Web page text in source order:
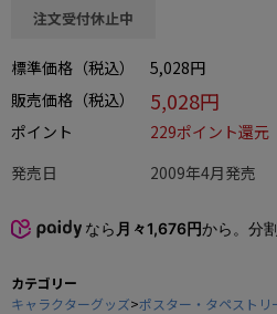
この商品をシェアする
注文受付休止中
標準価格（税込）
5,028円
販売価格（税込）
5,028円
ポイント
229ポイント還元
発売日
2009年4月発売
なら 月々1,676円から。分
カテゴリー
キャラクターグッズ>ポスター・タペストリ